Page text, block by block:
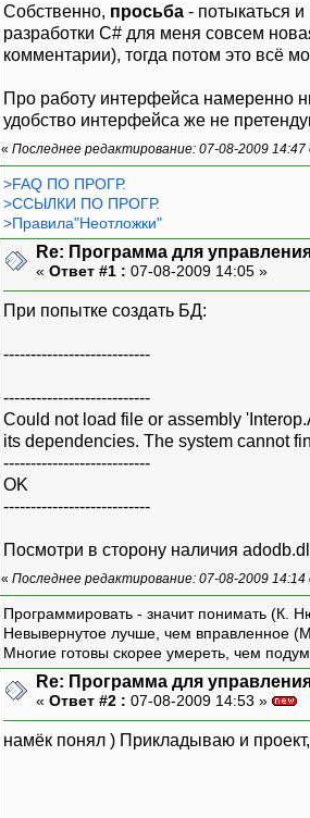
Собственно, просьба - потыкаться
разработки C# для меня совсем
комментарии), тогда потом это всё
Про работу интерфейса намеренно
удобство интерфейса же не
« Последнее редактирование: 07-08-2009
>FAQ ПО ПРОГР.
>ССЫЛКИ ПО ПРОГР.
>Правила"Неотложки"
Re: Программа для
« Ответ #1 : 07-08-2009 14:05 »
При попытке создать БД:
---------------------------
---------------------------
Could not load file or assembly
its dependencies. The system cannot
---------------------------
OK
---------------------------
Посмотри в сторону наличия
« Последнее редактирование: 07-08-2009
Программировать - значит понимать (К.
Невывернутое лучше, чем вправленное
Многие готовы скорее умереть, чем
Re: Программа для
« Ответ #2 : 07-08-2009 14:53 »
намёк понял ) Прикладываю и